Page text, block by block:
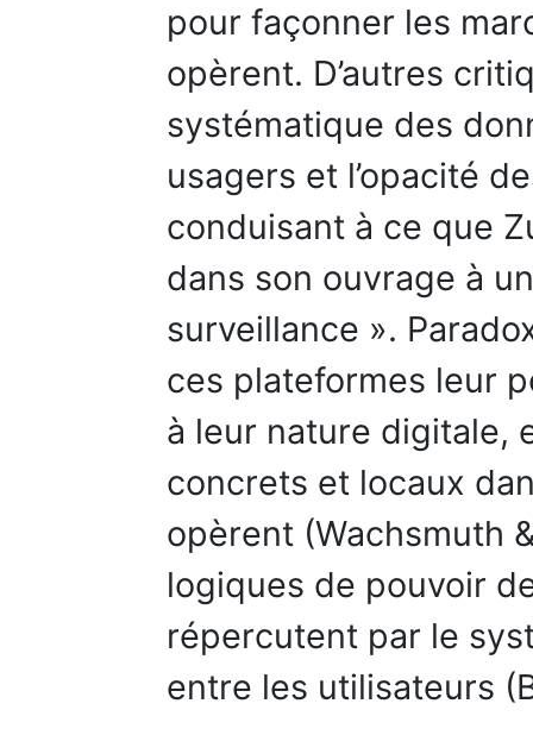
pour façonner les
opèrent. D’autres
systématique des
usagers et l’opacité
conduisant à ce que
dans son ouvrage à
surveillance ».
ces plateformes leur
à leur nature digitale,
concrets et locaux
opèrent (Wachsmuth
logiques de pouvoir
répercutent par le
entre les utilisateurs